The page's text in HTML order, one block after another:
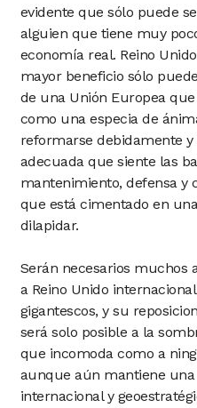
evidente que sólo puede
alguien que tiene muy
economía real. Reino
mayor beneficio sólo
de una Unión Europea
como una especia de
reformarse debidamente
adecuada que siente las
mantenimiento, defensa y
que está cimentado en
dilapidar.
Serán necesarios muchos
a Reino Unido
gigantescos, y su
será solo posible a la
que incomoda como a
aunque aún mantiene
internacional y